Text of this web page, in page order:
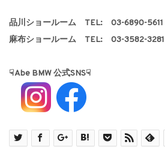
品川ショールーム TEL: 03-6890-5611
麻布ショールーム TEL: 03-3582-3281
☟Abe BMW 公式SNS☟